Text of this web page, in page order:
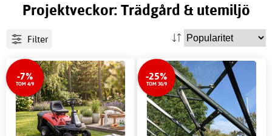
Projektveckor: Trädgård & utemiljö
Filter
-7%
TOM 4/9
-25%
TOM 30/9